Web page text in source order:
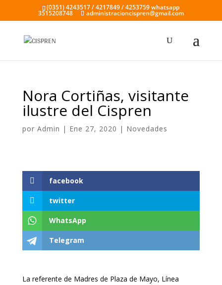
(0351) 4243517 / 4217849 / 4253759 whatsapp
3515208748 administracioncispren@gmail.com
Nora Cortiñas, visitante
ilustre del Cispren
por Admin | Ene 27, 2020 | Novedades
facebook
twitter
WhatsApp
Telegram
La referente de Madres de Plaza de Mayo, Línea